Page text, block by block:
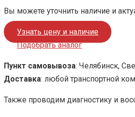
Вы можете уточнить наличие и
Узнать цену и наличие
Подобрать аналог
Пункт самовывоза: Челябинск,
Доставка: любой транспортной
Также проводим диагностику и